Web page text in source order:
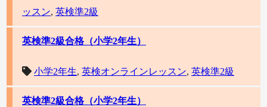
ッスン, 英検準2級
英検準2級合格（小学2年生）
小学2年生, 英検オンラインレッスン, 英検準2級
英検準2級合格（小学2年生）